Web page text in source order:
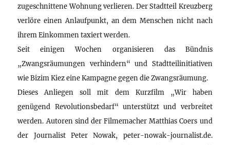
zugeschnittene Wohnung verlieren. Der Stadtteil Kreuzberg
verlöre einen Anlaufpunkt, an dem Menschen nicht nach
ihrem Einkommen taxiert werden.
Seit einigen Wochen organisieren das Bündnis
„Zwangsräumungen verhindern“ und Stadtteilinitiativen
wie Bizim Kiez eine Kampagne gegen die Zwangsräumung.
Dieses Anliegen soll mit dem Kurzfilm „Wir haben
genügend Revolutionsbedarf“ unterstützt und verbreitet
werden. Autoren sind der Filmemacher Matthias Coers und
der Journalist Peter Nowak, peter-nowak-journalist.de.